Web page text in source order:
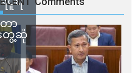
တာ
တွေ့ဆုံ